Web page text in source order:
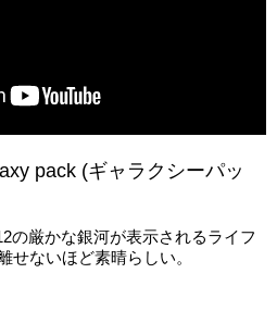
pack (ギャラクシーパッ
の厳かな銀河が表示されるライフ
せないほど素晴らしい。